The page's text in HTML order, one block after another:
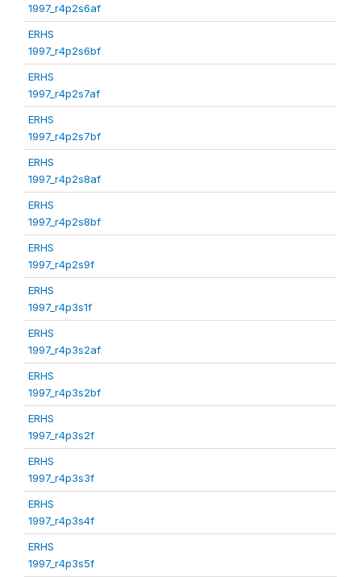
1997_r4p2s6af
ERHS
1997_r4p2s6bf
ERHS
1997_r4p2s7af
ERHS
1997_r4p2s7bf
ERHS
1997_r4p2s8af
ERHS
1997_r4p2s8bf
ERHS
1997_r4p2s9f
ERHS
1997_r4p3s1f
ERHS
1997_r4p3s2af
ERHS
1997_r4p3s2bf
ERHS
1997_r4p3s2f
ERHS
1997_r4p3s3f
ERHS
1997_r4p3s4f
ERHS
1997_r4p3s5f